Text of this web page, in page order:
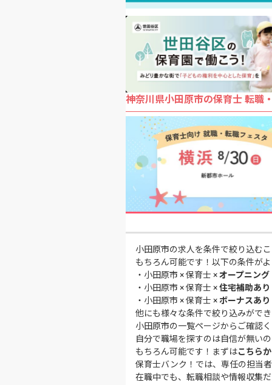
神奈川県小田原市の保育士 転職
小田原市の求人を条件で絞り込む
もちろん可能です！以下の条件が
・ 小田原市 × 保育士 ×オープニング
・ 小田原市 × 保育士 ×住宅補助あり
・ 小田原市 × 保育士 ×ボーナスあり
他にも様々な条件で絞り込みがで
小田原市の一覧ページからご確認
自分で職場を探すのは自信が無い
もちろん可能です！まずはこちら
保育士バンク！では、専任の担当
在職中でも、転職相談や情報収集